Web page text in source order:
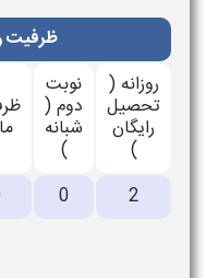
ظرفیت
روزانه (
تحصیل
رایگان
)
نوبت
دوم (
شبانه
)
2
0